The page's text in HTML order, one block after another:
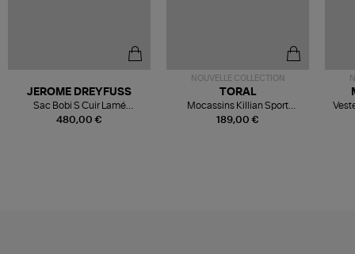
480,00 €
JEROME DREYFUSS
Sac Bobi S Cuir Lamé
Champagne
NOUVELLE COLLECTION
189,00 €
TORAL
Mocassins Killian Sport
Mousse